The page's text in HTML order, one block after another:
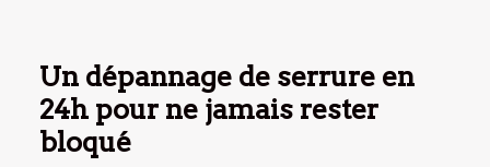
Un dépannage de serrure en
24h pour ne jamais rester
bloqué